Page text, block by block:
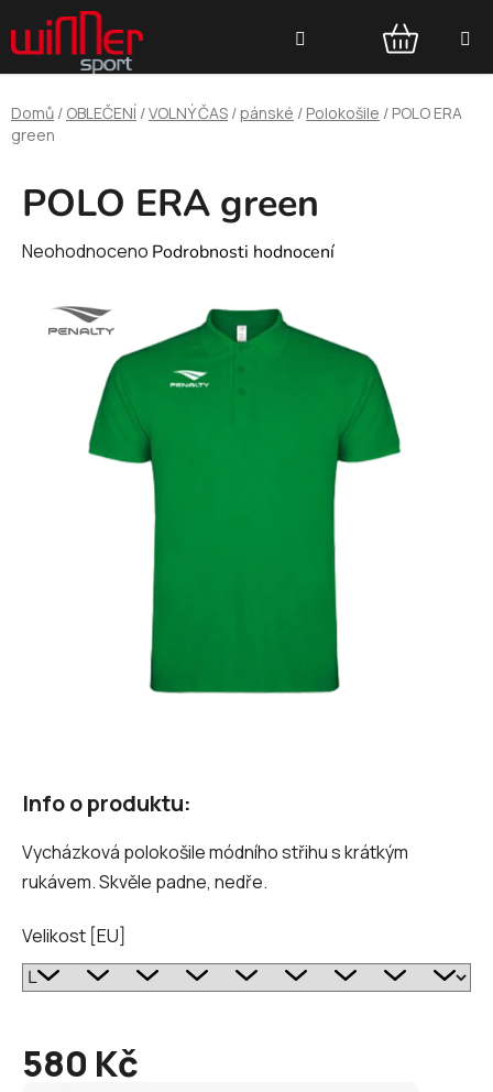
na
obsah
NÁKUPNÍ
KOŠÍK
Domů / OBLEČENÍ /VOLNÝ ČAS /pánské / Polokošile / POLO ERA
green
Info o produktu:
Vycházková polokošile módního střihu s krátkým
rukávem. Skvěle padne, nedře.
Velikost [EU]
580 Kč
Měrná
POLO ERA green
Průměrné
produktu
hvězdiček.
Neohodnoceno Podrobnosti hodnocení